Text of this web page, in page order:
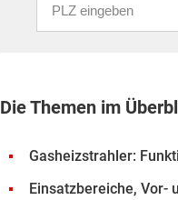
Die Themen im
Gasheizstrahler:
Einsatzbereiche, Vor-